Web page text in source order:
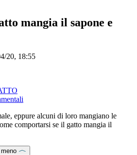
mangia il sapone e
20, 18:55
eppure alcuni di loro mangiano le
comportarsi se il gatto mangia il